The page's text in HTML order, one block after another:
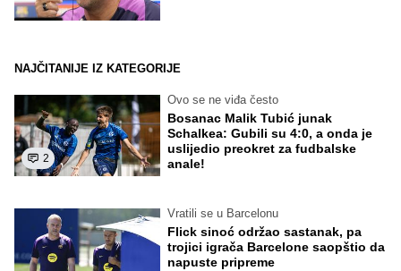
NAJČITANIJE IZ KATEGORIJE
2
Ovo se ne viđa često
Bosanac Malik Tubić junak
Schalkea: Gubili su 4:0, a onda je
uslijedio preokret za fudbalske
anale!
Vratili se u Barcelonu
Flick sinoć održao sastanak, pa
trojici igrača Barcelone saopštio da
napuste pripreme